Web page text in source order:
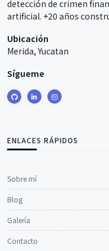
detección de crimen
artificial. +20 años
Ubicación
Merida, Yucatan
Sígueme
ENLACES RÁPIDOS
Sobre mí
Blog
Galería
Contacto